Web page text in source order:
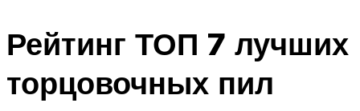
Рейтинг ТОП 7 лучших
торцовочных пил